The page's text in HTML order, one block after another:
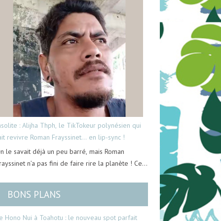
: Alijha Thph, le TikTokeur polynésien qui
revivre Roman Frayssinet… en lip-sync !
le savait déjà un peu barré, mais Roman
n’a pas fini de faire rire la planète ! Ce…
BONS PLANS
Hono Nui à Toahotu : le nouveau spot parfait